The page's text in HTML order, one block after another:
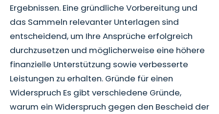
Ergebnissen. Eine gründliche Vorbereitung und
das Sammeln relevanter Unterlagen sind
entscheidend, um Ihre Ansprüche erfolgreich
durchzusetzen und möglicherweise eine höhere
finanzielle Unterstützung sowie verbesserte
Leistungen zu erhalten. Gründe für einen
Widerspruch Es gibt verschiedene Gründe,
warum ein Widerspruch gegen den Bescheid der